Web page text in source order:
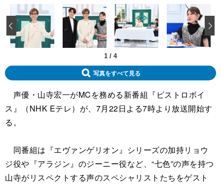
1 / 4
‹
写真をすべて見る
声優・山寺宏一がMCを務める新番組『ビストロボイ
ス』（NHK Eテレ）が、7月22日よる7時より放送開始す
る。
同番組は『エヴァンゲリオン』シリーズの加持リョウ
ジ役や『アラジン』のジーニー役など、“七色”の声を持つ
山寺がリスペクトする声のスペシャリストたちをゲスト